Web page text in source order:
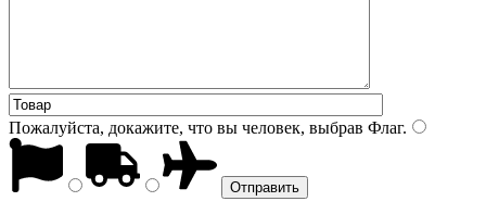
Пожалуйста, докажите, что вы человек, выбрав Флаг.